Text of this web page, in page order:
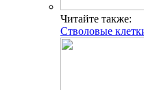
Читайте также:
Стволовые